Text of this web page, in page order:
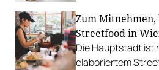
besonders.
Zum
Streetfood in
Die Hauptstadt ist
elaboriertem